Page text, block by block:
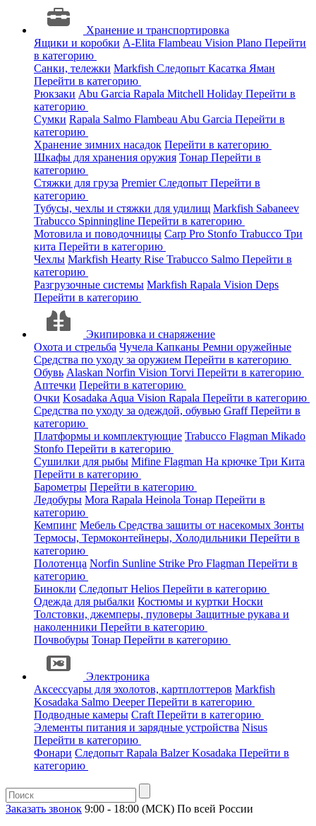
Хранение и транспортировка
Ящики и коробки A-Elita Flambeau Vision Plano Перейти
в категорию
Санки, тележки Markfish Следопыт Касатка Яман
Перейти в категорию
Рюкзаки Abu Garcia Rapala Mitchell Holiday Перейти в
категорию
Сумки Rapala Salmo Flambeau Abu Garcia Перейти в
категорию
Хранение зимних насадок Перейти в категорию
Шкафы для хранения оружия Тонар Перейти в
категорию
Стяжки для груза PremierСледопыт Перейти в
категорию
Тубусы, чехлы и стяжки для удилищ Markfish Sabaneev
Trabucco Spinningline Перейти в категорию
Мотовила и поводочницы Carp Pro Stonfo Trabucco Три
кита Перейти в категорию
Чехлы Markfish Hearty Rise Trabucco Salmo Перейти в
категорию
Разгрузочные системы Markfish Rapala Vision Deps
Перейти в категорию
Экипировка и снаряжение
Охота и стрельба Чучела Капканы Ремни оружейные
Средства по уходу за оружием Перейти в категорию
Обувь Alaskan Norfin Vision Torvi Перейти в категорию
Аптечки Перейти в категорию
Очки Kosadaka Aqua Vision Rapala Перейти в категорию
Средства по уходу за одеждой, обувью GraffПерейти в
категорию
Платформы и комплектующие Trabucco Flagman Mikado
Stonfo Перейти в категорию
Сушилки для рыбы Mifine Flagman На крючке Три Кита
Перейти в категорию
Барометры Перейти в категорию
Ледобуры Mora Rapala Heinola Тонар Перейти в
категорию
Кемпинг Мебель Средства защиты от насекомых Зонты
Термосы, Термоконтейнеры, Холодильники Перейти в
категорию
Полотенца Norfin Sunline Strike Pro Flagman Перейти в
категорию
Бинокли Следопыт Helios Перейти в категорию
Одежда для рыбалки Костюмы и куртки Носки
Толстовки, джемперы, пуловеры Защитные рукава и
наколенники Перейти в категорию
Почвобуры Тонар Перейти в категорию
Электроника
Аксессуары для эхолотов, картплоттеров Markfish
Kosadaka Salmo DeeperПерейти в категорию
Подводные камеры Craft Перейти в категорию
Элементы питания и зарядные устройства Nisus
Перейти в категорию
Фонари Следопыт Rapala BalzerKosadaka Перейти в
категорию
Заказать звонок 9:00 - 18:00 (МСК) По всей России